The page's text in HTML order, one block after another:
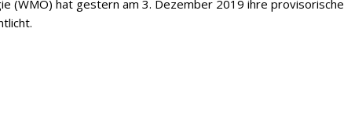
(WMO) hat gestern am 3. Dezember 2019 ihre provisorische